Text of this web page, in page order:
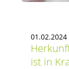
01.02.2024
ist in